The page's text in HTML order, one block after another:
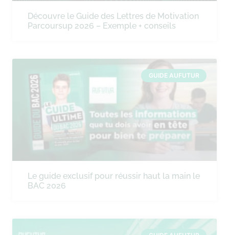
Découvre le Guide des Lettres de Motivation
Parcoursup 2026 – Exemple + conseils
GUIDE AUFUTUR
Le guide exclusif pour réussir haut la main le
BAC 2026